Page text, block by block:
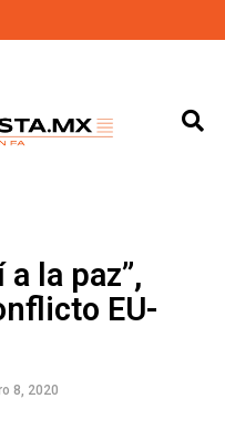
la paz”,
EU-
8, 2020